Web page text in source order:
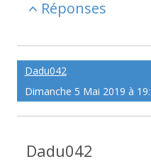
Réponses
Dadu042
Dimanche 5 Mai 2019 à
Dadu042